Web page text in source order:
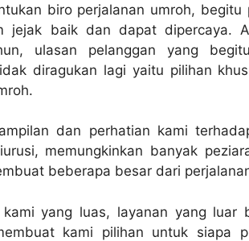
biro perjalanan umroh,
jejak baik dan dapat dipercaya.
ulasan pelanggan yang
diragukan lagi yaitu pilihan
dan perhatian kami
memungkinkan banyak
beberapa besar dari
kami yang luas, layanan yang luar
kami pilihan untuk siapa